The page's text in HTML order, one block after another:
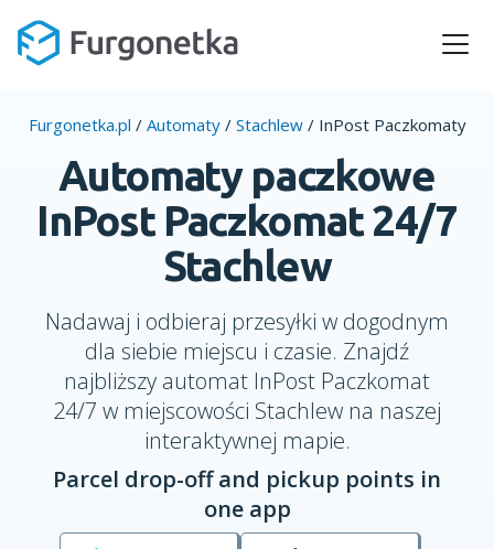
Furgonetka.pl / Automaty / Stachlew / InPost Paczkomaty
Automaty paczkowe
InPost Paczkomat 24/7
Stachlew
Nadawaj i odbieraj przesyłki w dogodnym
dla siebie miejscu i czasie. Znajdź
najbliższy automat InPost Paczkomat
24/7 w miejscowości Stachlew na naszej
interaktywnej mapie.
Parcel drop-off and pickup points in
one app